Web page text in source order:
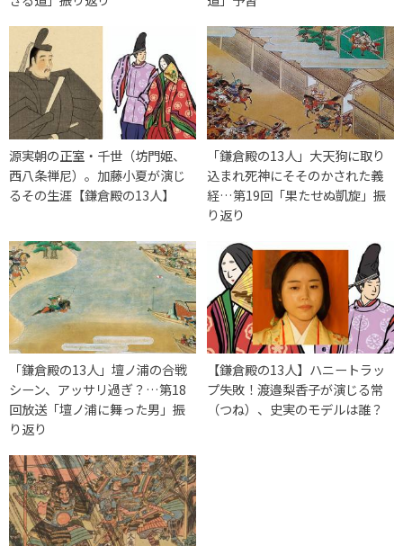
源実朝の正室・千世（坊門姫、
西八条禅尼）。加藤小夏が演じ
るその生涯【鎌倉殿の13人】
「鎌倉殿の13人」大天狗に取り
込まれ死神にそそのかされた義
経…第19回「果たせぬ凱旋」振
り返り
「鎌倉殿の13人」壇ノ浦の合戦
シーン、アッサリ過ぎ？…第18
回放送「壇ノ浦に舞った男」振
り返り
【鎌倉殿の13人】ハニートラッ
プ失敗！渡邉梨香子が演じる常
（つね）、史実のモデルは誰？